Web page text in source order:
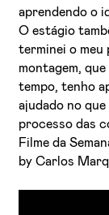
aprendendo o
O estágio
terminei o meu
montagem,
tempo, tenho
ajudado no
processo das
Filme da
by Carlos